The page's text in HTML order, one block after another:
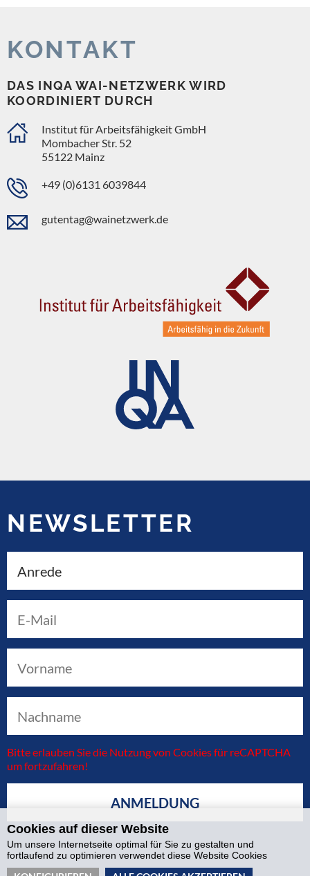
KONTAKT
DAS INQA WAI-NETZWERK WIRD
KOORDINIERT DURCH
Institut für Arbeitsfähigkeit GmbH
Mombacher Str. 52
55122 Mainz
+49 (0)6131 6039844
gutentag@wainetzwerk.de
NEWSLETTER
Bitte erlauben Sie die Nutzung von Cookies für reCAPTCHA
um fortzufahren!
Cookies auf dieser Website
Um unsere Internetseite optimal für Sie zu gestalten und
fortlaufend zu optimieren verwendet diese Website Cookies